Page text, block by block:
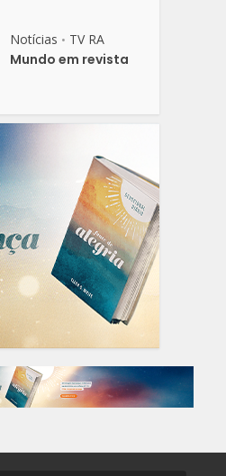
Notícias • TV RA
Mundo em revista